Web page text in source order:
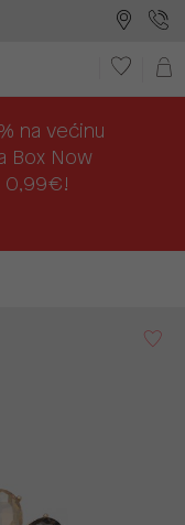
na većinu
Box Now
0,99€!